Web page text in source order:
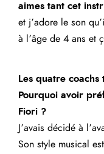
aimes tant cet
et j’adore le son
à l’âge de 4 ans et
Les quatre
Pourquoi avoir
Fiori ?
J’avais décidé à
Son style musical